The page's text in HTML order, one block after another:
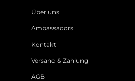
Über uns
Ambassadors
Kontakt
Versand & Zahlung
AGB